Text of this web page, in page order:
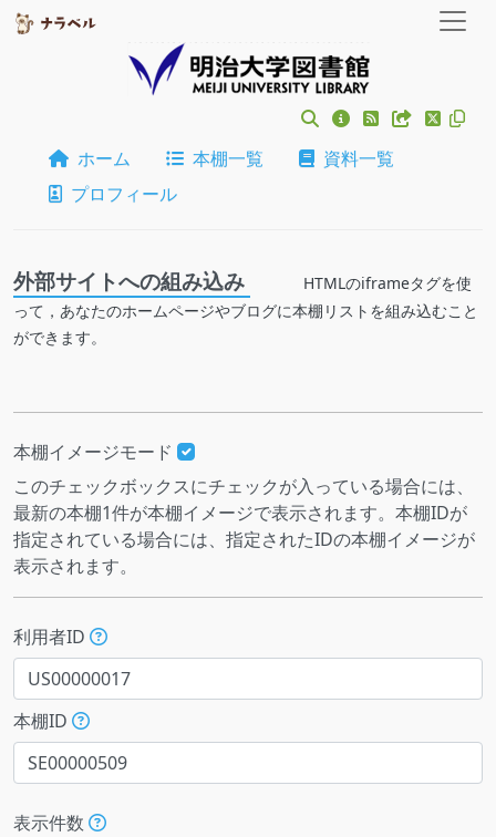
ホーム 本棚一覧
資料一覧
プロフィール
外部サイトへの組み込み
HTMLのiframeタグを使
って，あなたのホームページやブログに本棚リストを組み込むこと
ができます。
本棚イメージモード
このチェックボックスにチェックが入っている場合には、
最新の本棚1件が本棚イメージで表示されます。本棚IDが
指定されている場合には、指定されたIDの本棚イメージが
表示されます。
利用者ID
本棚ID
表示件数